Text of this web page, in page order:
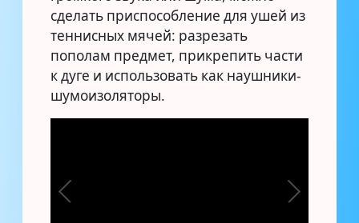
сделать приспособление для ушей из
теннисных мячей: разрезать
пополам предмет, прикрепить части
к дуге и использовать как наушники-
шумоизоляторы.